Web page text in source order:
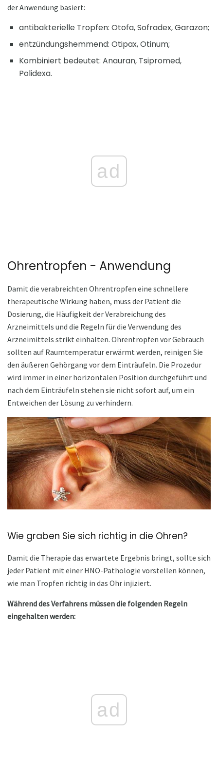
der Anwendung basiert:
antibakterielle Tropfen: Otofa, Sofradex, Garazon;
entzündungshemmend: Otipax, Otinum;
Kombiniert bedeutet: Anauran, Tsipromed,
Polidexa.
ad
Ohrentropfen - Anwendung
Damit die verabreichten Ohrentropfen eine schnellere
therapeutische Wirkung haben, muss der Patient die
Dosierung, die Häufigkeit der Verabreichung des
Arzneimittels und die Regeln für die Verwendung des
Arzneimittels strikt einhalten. Ohrentropfen vor Gebrauch
sollten auf Raumtemperatur erwärmt werden, reinigen Sie
den äußeren Gehörgang vor dem Einträufeln. Die Prozedur
wird immer in einer horizontalen Position durchgeführt und
nach dem Einträufeln stehen sie nicht sofort auf, um ein
Entweichen der Lösung zu verhindern.
Wie graben Sie sich richtig in die Ohren?
Damit die Therapie das erwartete Ergebnis bringt, sollte sich
jeder Patient mit einer HNO-Pathologie vorstellen können,
wie man Tropfen richtig in das Ohr injiziert.
Während des Verfahrens müssen die folgenden Regeln
eingehalten werden:
ad